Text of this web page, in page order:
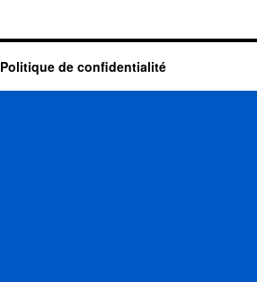
Politique de confidentialité